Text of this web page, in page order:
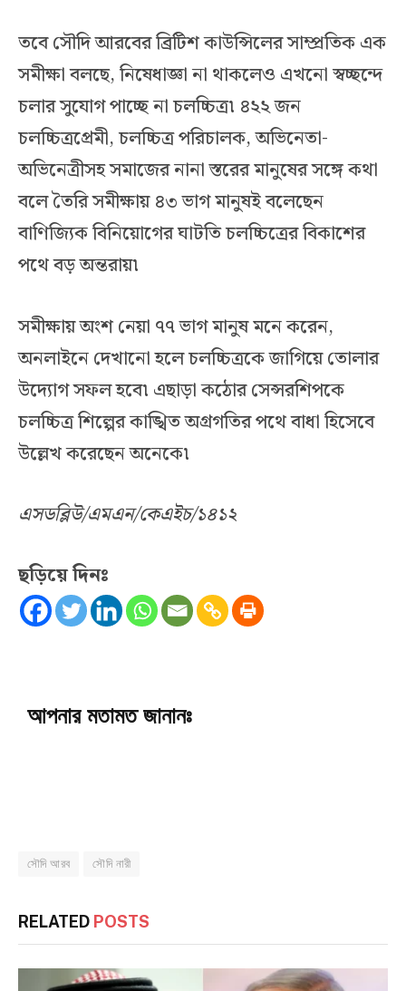
তবে সৌদি আরবের ব্রিটিশ কাউন্সিলের সাম্প্রতিক এক
সমীক্ষা বলছে, নিষেধাজ্ঞা না থাকলেও এখনো স্বচ্ছন্দে
চলার সুযোগ পাচ্ছে না চলচ্চিত্র৷ ৪২২ জন
চলচ্চিত্রপ্রেমী, চলচ্চিত্র পরিচালক, অভিনেতা-
অভিনেত্রীসহ সমাজের নানা স্তরের মানুষের সঙ্গে কথা
বলে তৈরি সমীক্ষায় ৪৩ ভাগ মানুষই বলেছেন
বাণিজ্যিক বিনিয়োগের ঘাটতি চলচ্চিত্রের বিকাশের
পথে বড় অন্তরায়৷
সমীক্ষায় অংশ নেয়া ৭৭ ভাগ মানুষ মনে করেন,
অনলাইনে দেখানো হলে চলচ্চিত্রকে জাগিয়ে তোলার
উদ্যোগ সফল হবে৷ এছাড়া কঠোর সেন্সরশিপকে
চলচ্চিত্র শিল্পের কাঙ্খিত অগ্রগতির পথে বাধা হিসেবে
উল্লেখ করেছেন অনেকে৷
এসডব্লিউ/এমএন/কেএইচ/১৪১২
ছড়িয়ে দিনঃ
আপনার মতামত জানানঃ
সৌদি আরব সৌদি নারী
RELATED POSTS